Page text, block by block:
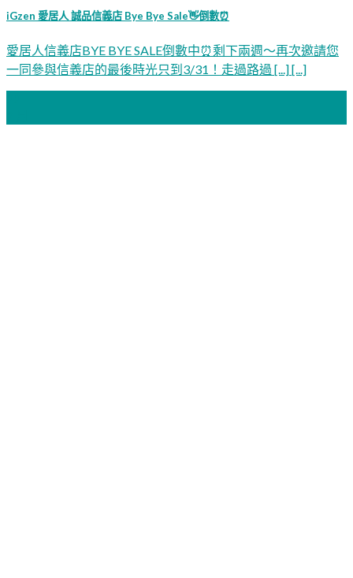
iGzen 愛居人 誠品信義店 Bye Bye Sale👋倒數⏰
愛居人信義店BYE BYE SALE倒數中⏰剩下兩週～再次邀請您
一同參與信義店的最後時光只到3/31！走過路過 [...] [...]